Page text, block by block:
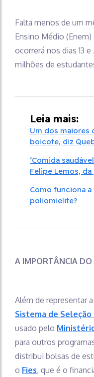
Falta menos de um
Ensino Médio
ocorrerá nos dias 13
milhões de
Leia mais:
Um dos maiores
boicote, diz
‘Comida
Felipe Lemos,
Como funciona
poliomielite?
A IMPORTÂNCIA DO
Além de representar
Sistema de Seleção
usado pelo
para outros
distribui bolsas de
o Fies, que é o